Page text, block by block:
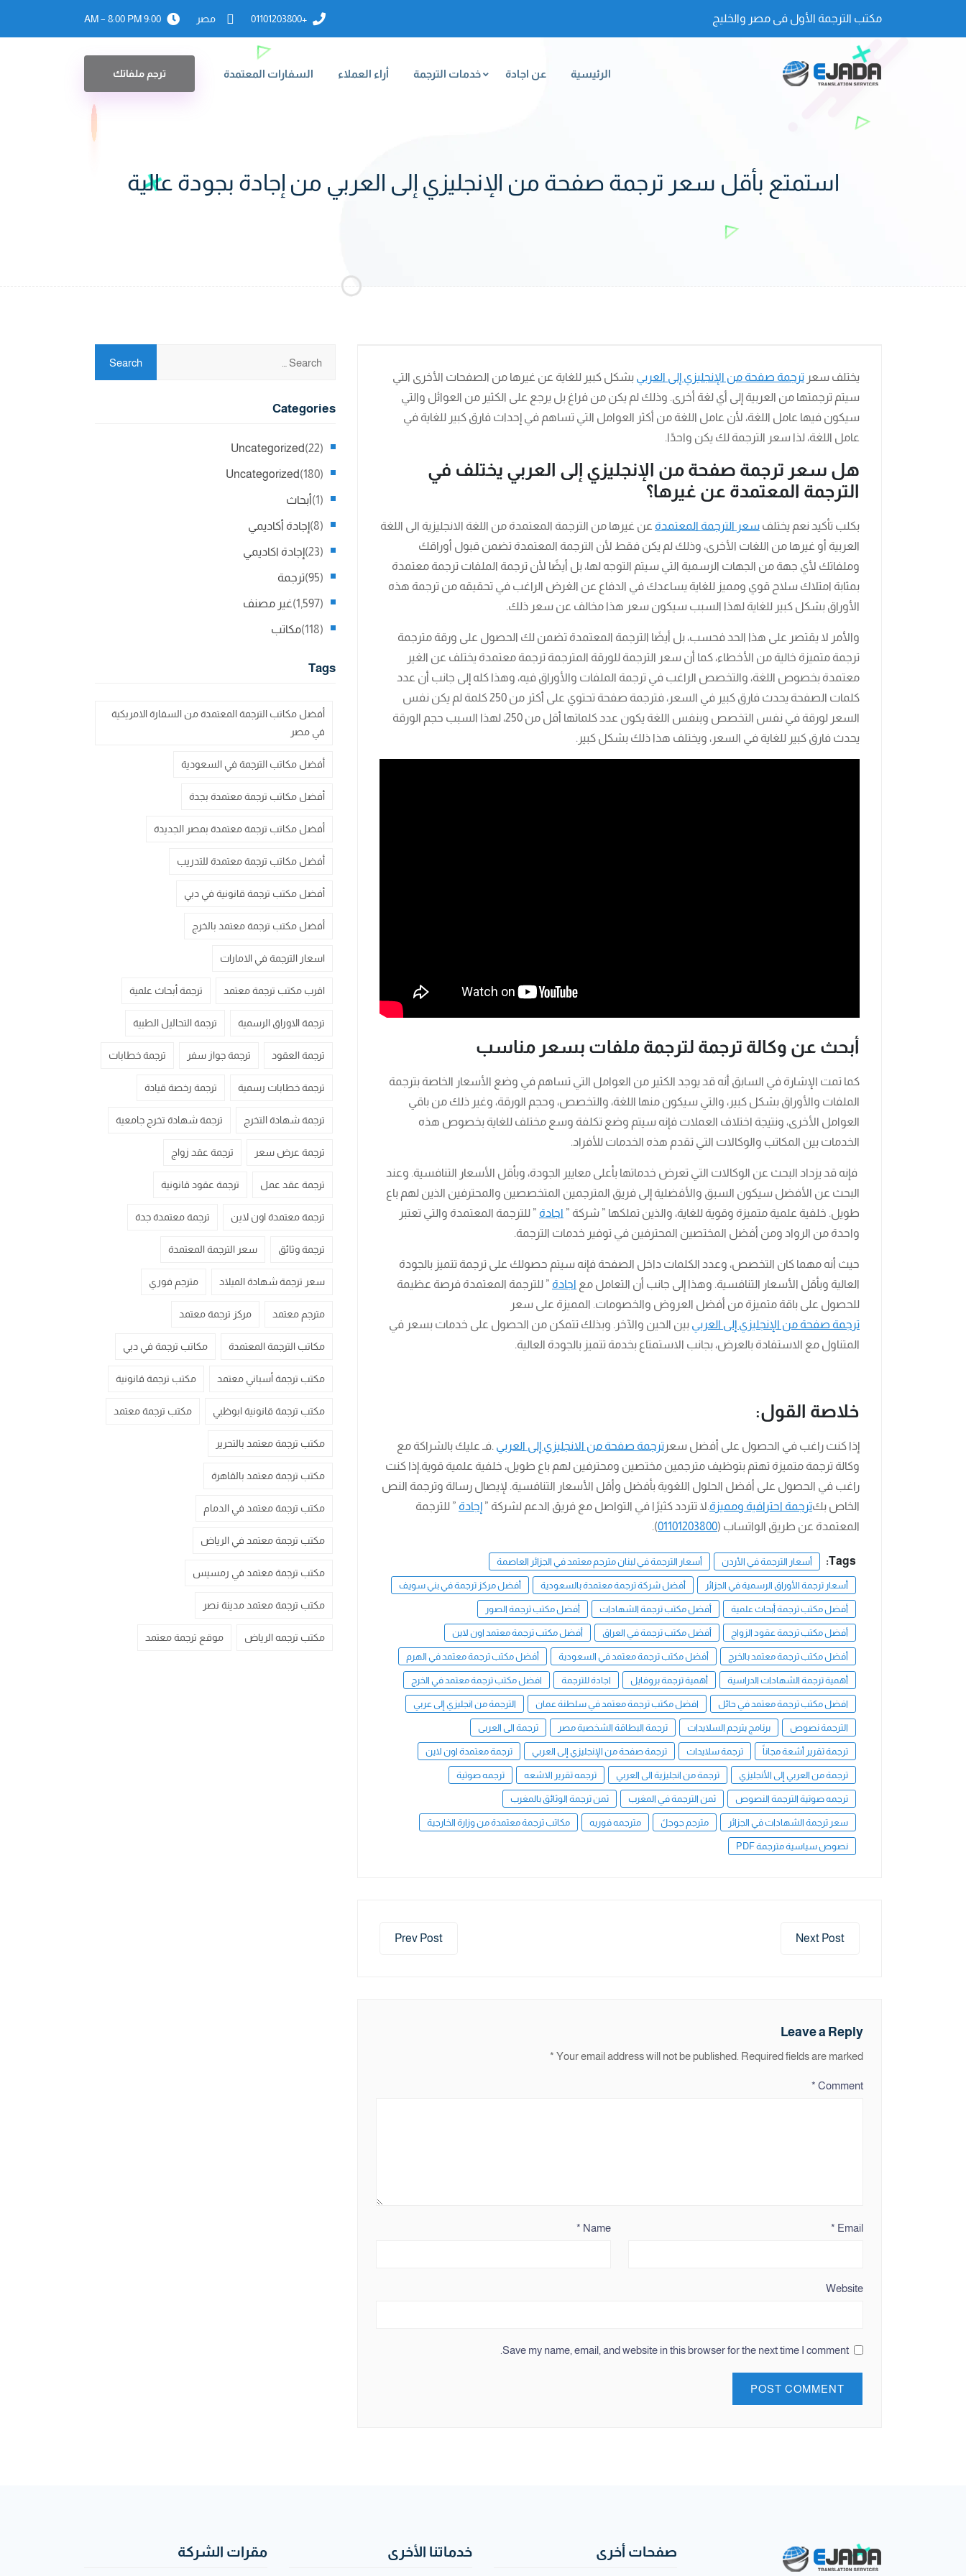
مكتب الترجمة الأول فى مصر والخليج +01101203800 مصر 9:00 AM – 8:00 PM
الرئيسية عن اجادة خدمات الترجمة أراء العملاء السفارات المعتمدة ترجم ملفاتك
استمتع بأقل سعر ترجمة صفحة من الإنجليزي إلى العربي من إجادة بجودة عالية
يختلف سعر ترجمة صفحة من الإنجليزي إلى العربي بشكل كبير للغاية عن غيرها من الصفحات الأخرى التي
سيتم ترجمتها من العربية إلى أي لغة أخرى. وذلك لم يكن من فراغ بل يرجع على الكثير من العوائل والتي
سيكون فيها عامل اللغة، لأن عامل اللغة من أكثر العوامل التي تساهم في إحداث فارق كبير للغاية في
عامل اللغة، لذا سعر الترجمة لك يكن واحدًا.
هل سعر ترجمة صفحة من الإنجليزي إلى العربي يختلف في
الترجمة المعتمدة عن غيرها؟
بكلب تأكيد نعم يختلف سعر الترجمة المعتمدة عن غيرها من الترجمة المعتمدة من اللغة الانجليزية الى اللغة
العربية أو غيرها من اللغات الأخرى، وذلك لم يكن فقط لأن الترجمة المعتمدة تضمن قبول أوراقك
وملفاتك لأي جهة من الجهات الرسمية التي سيتم التوجه لها، بل أيضًا لأن ترجمة الملفات ترجمة معتمدة
بمثابة امتلاك سلاح قوي ومميز للغاية يساعدك في الدفاع عن الغرض الراغب في تحقيقه من ترجمة هذه
الأوراق بشكل كبير للغاية لهذا السبب سيكون سعر هذا مخالف عن سعر ذلك.
والأمر لا يقتصر على هذا الحد فحسب، بل أيضَا الترجمة المعتمدة تضمن لك الحصول على ورقة مترجمة
ترجمة متميزة خالية من الأخطاء، كما أن سعر الترجمة للورقة المترجمة ترجمة معتمدة يختلف عن الغير
معتمدة بخصوص اللغة، والتخصص الراغب في ترجمة الملفات والأوراق فيه، وهذا كله إلى جانب أن عدد
كلمات الصفحة يحدث فارق كبير في السعر، فترجمة صفحة تحتوي على أكثر من 250 كلمة لم يكن نفس
السعر لورقة في نفس التخصص وبنفس اللغة يكون عدد كلماتها أقل من 250، لهذا السبب حجم الورقة
يحدث فارق كبير للغاية في السعر، ويختلف هذا ذلك بشكل كبير.
أبحث عن وكالة ترجمة لترجمة ملفات بسعر مناسب
كما تمت الإشارة في السابق أنه قد يوجد الكثير من العوامل التي تساهم في وضع الأسعار الخاصة بترجمة
الملفات والأوراق بشكل كبير، والتي سيكون منها اللغة، والتخصص، وحجم الورقة، وغير ذلك من باقي
العوامل الأخرى، ونتيجة اختلاف العملات فإنه سيتم وضع تكلفة وسع مختلف للغاية بخصوص هذه
الخدمات بين المكاتب والوكالات التي تقدم هذه الخدمات للأفراد.
فإنه قد يزداد البحث عن الوكالات التي تعرض خدماتها بأعلى معايير الجودة، وبأقل الأسعار التنافسية. وعند
البحث عن الأفضل سيكون السبق والأفضلية إلى فريق المترجمين المتخصصين والمحترفين الذين لهم باع
طويل. خلفية علمية متميزة وقوية للغاية، والذين تملكها ” شركة ” اجادة ” للترجمة المعتمدة والتي تعتبر
واحدة من الرواد ومن أفضل المختصين المحترفين في توفير خدمات الترجمة.
حيث أنه مهما كان التخصص، وعدد الكلمات داخل الصفحة فإنه سيتم حصولك على ترجمة تتميز بالجودة
العالية وبأقل الأسعار التنافسية. وهذا إلى جانب أن التعامل مع اجادة ” للترجمة المعتمدة فرصة عظيمة
للحصول على باقة متميزة من أفضل العروض والخصومات. المميزة على سعر
ترجمة صفحة من الإنجليزي إلى العربي بين الحين والآخر. وبذلك تتمكن من الحصول على خدمات بسعر في
المتناول مع الاستفادة بالعرض، بجانب الاستمتاع بخدمة تتميز بالجودة العالية.
خلاصة القول:
إذا كنت راغب في الحصول على أفضل سعر ترجمة صفحة من الانجليزي إلى العربي .فـ عليك بالشراكة مع
وكالة ترجمة متميزة تهتم بتوظيف مترجمين مختصين ومحترفين لهم باع طويل، خلفية علمية قوية.إذا كنت
راغب في الحصول على أفضل الحلول اللغوية بأفضل وأقل الأسعار التنافسية. لإيصال رسالة وترجمة النص
الخاص بكترجمة احترافية ومميزة.لا تتردد كثيرًا في التواصل مع فريق الدعم لشركة ” إجادة ” للترجمة
المعتمدة عن طريق الواتساب (01101203800
).
Tags: أسعار الترجمة في الأردن أسعار الترجمة في لبنان مترجم معتمد في الجزائر العاصمة
أسعار ترجمة الأوراق الرسمية في الجزائر أفضل شركة ترجمة معتمدة بالسعودية أفضل مركز ترجمة في بني سويف
أفضل مكتب ترجمة أبحاث علمية أفضل مكتب ترجمة الشهادات أفضل مكتب ترجمة الصور
أفضل مكتب ترجمة عقود الزواج أفضل مكتب ترجمة في العراق أفضل مكتب ترجمة معتمد اون لاين
أفضل مكتب ترجمة معتمد بالخرج أفضل مكتب ترجمة معتمد في السعودية أفضل مكتب ترجمة معتمد في الهرم
أهمية ترجمة الشهادات الدراسية أهمية ترجمة بروفايل اجادة للترجمة افضل مكتب ترجمة معتمد في الخرج
افضل مكتب ترجمة معتمد في حائل افضل مكتب ترجمة معتمد في سلطنة عمان الترجمة من انجليزي إلى عربي
الترجمة نصوص برنامج يترجم السلايدات ترجمة البطاقة الشخصية مصر ترجمة الى العربى
ترجمة تقرير أشعة مجاناً ترجمة سلايدات ترجمة صفحة من الإنجليزي إلى العربي ترجمة معتمدة اون لاين
ترجمة من العربي إلى الأنجليزي ترجمة من انجليزية الى العربي ترجمه تقرير الاشعه ترجمه صوتية
ترجمه صوتية الترجمة النصوص ثمن الترجمة في المغرب ثمن ترجمة الوثائق بالمغرب
سعر ترجمة الشهادات في الجزائر مترجم جوجلً مترجمه فوريه مكاتب ترجمة معتمدة من وزارة الخارجية
نصوص سياسية مترجمة PDF
Prev Post Next Post
Leave a Reply
Your email address will not be published. Required fields are marked
*
Comment
*
Name
* Email
*
Website
Save my name, email, and website in this browser for the next time I comment.
Categories
Uncategorized (22)
Uncategorized (180)
أبحاث (1)
إجادة أكاديمي (8)
إجادة اكاديمي (23)
ترجمة (95)
غير مصنف (1,597)
مكاتب (118)
Tags
أفضل مكاتب الترجمة المعتمدة من السفارة الامريكية
في مصر
أفضل مكاتب الترجمة في السعودية
أفضل مكاتب ترجمة معتمدة بجدة
أفضل مكاتب ترجمة معتمدة بمصر الجديدة
أفضل مكاتب ترجمة معتمدة للتدريب
أفضل مكتب ترجمة قانونية في دبي
أفضل مكتب ترجمة معتمد بالخرج
اسعار الترجمة في الامارات
اقرب مكتب ترجمة معتمد ترجمة أبحاث علمية
ترجمة الاوراق الرسمية ترجمة التحاليل الطبية
ترجمة العقود ترجمة جواز سفر ترجمة خطابات
ترجمة خطابات رسمية ترجمة رخصة قيادة
ترجمة شهادة التخرج ترجمة شهادة تخرج جامعية
ترجمة عرض سعر ترجمة عقد زواج
ترجمة عقد عمل ترجمة عقود قانونية
ترجمة معتمدة اون لاين ترجمة معتمدة جدة
ترجمة وثائق سعر الترجمة المعتمدة
سعر ترجمة شهادة الميلاد مترجم فوري
مترجم معتمد مركز ترجمة معتمد
مكاتب الترجمة المعتمدة مكاتب ترجمة في دبي
مكتب ترجمة أسباني معتمد مكتب ترجمة قانونية
مكتب ترجمة قانونية ابوظبي مكتب ترجمة معتمد
مكتب ترجمة معتمد بالتحرير
مكتب ترجمة معتمد بالقاهرة
مكتب ترجمة معتمد في الدمام
مكتب ترجمة معتمد في الرياض
مكتب ترجمة معتمد في رمسيس
مكتب ترجمة معتمد مدينة نصر
مكتب ترجمه الرياض موقع ترجمة معتمد
صفحات أخرى خدماتنا الأخرى مقرات الشركة